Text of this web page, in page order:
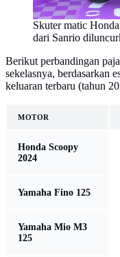
Skuter matic
dari Sanrio
Berikut perbandingan
sekelasnya, berdasarkan
keluaran terbaru (tahun
MOTOR
Honda Scoopy
2024
Yamaha Fino 125
Yamaha Mio M3
125